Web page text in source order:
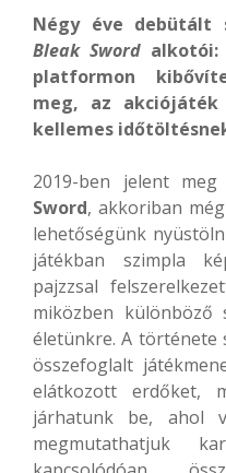
Négy éve debütált
Bleak Sword alkotói:
platformon
meg, az
kellemes
2019-ben jelent
Sword, akkoriban
lehetőségünk
játékban szimpla
pajzzsal
miközben különböző
életünkre. A története
összefoglalt
elátkozott erdőket,
járhatunk be, ahol
megmutathatjuk